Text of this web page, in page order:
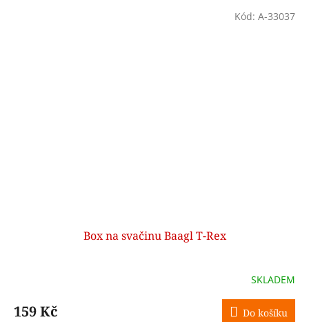
Box na svačinu Baagl T-Rex
SKLADEM
159 Kč Do košíku
Kód: A-33037